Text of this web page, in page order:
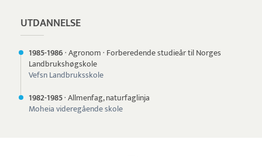
UTDANNELSE
1985-1986·Agronom· Forberedende studieår til Norges
Landbrukshøgskole
Vefsn Landbruksskole
1982-1985·Allmenfag, naturfaglinja
Moheia videregående skole